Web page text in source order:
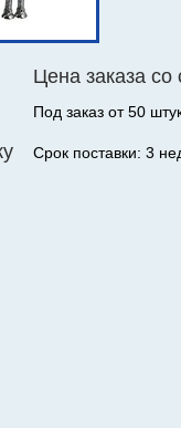
Цена заказа со
Под заказ от 50
Срок поставки: 3